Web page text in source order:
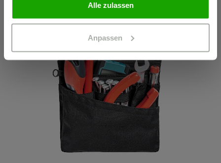
Alle zulassen
Anpassen